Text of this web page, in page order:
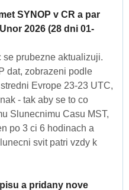
SYNOP v CR a par
2026 (28 dni 01-
se prubezne aktualizuji.
dat, zobrazeni podle
Evrope 23-23 UTC,
- tak aby se to co
Slunecnimu Casu MST,
po 3 ci 6 hodinach a
svit patri vzdy k
a pridany nove